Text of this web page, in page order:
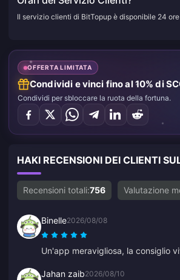
Il servizio clienti di BitTopup è disponibile 24
OFFERTA LIMITATA
Condividi e vinci fino al 10% di
Condividi per sbloccare la ruota della fortuna.
HAKI RECENSIONI DEI CLIENTI
Recensioni totali:756 Valutazione
Binelle2026/08/08
Un'app meravigliosa, la consiglio
Jahan zaib2026/08/10